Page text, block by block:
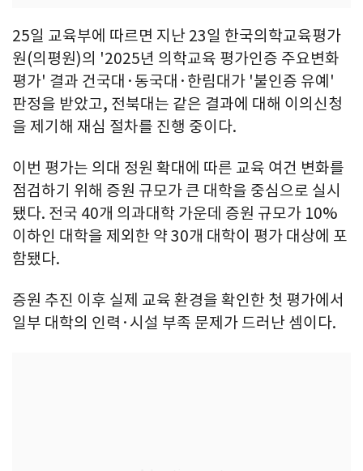
25일 교육부에 따르면 지난 23일 한국의학교육평가
원(의평원)의 '2025년 의학교육 평가인증 주요변화
평가' 결과 건국대·동국대·한림대가 '불인증 유예'
판정을 받았고, 전북대는 같은 결과에 대해 이의신청
을 제기해 재심 절차를 진행 중이다.
이번 평가는 의대 정원 확대에 따른 교육 여건 변화를
점검하기 위해 증원 규모가 큰 대학을 중심으로 실시
됐다. 전국 40개 의과대학 가운데 증원 규모가 10%
이하인 대학을 제외한 약 30개 대학이 평가 대상에 포
함됐다.
증원 추진 이후 실제 교육 환경을 확인한 첫 평가에서
일부 대학의 인력·시설 부족 문제가 드러난 셈이다.